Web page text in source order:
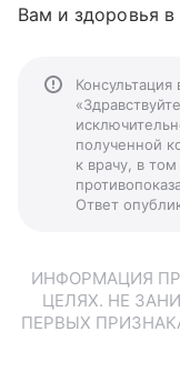
Вам и здоровья
полученной
к врачу, в
Ответ
ИНФОРМАЦИЯ
ЦЕЛЯХ. НЕ
ПЕРВЫХ